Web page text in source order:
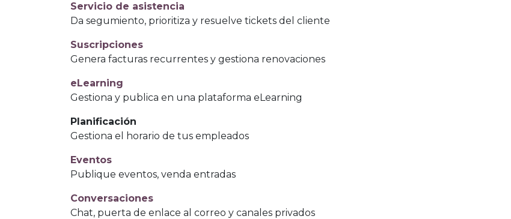
Servicio de asistencia
Da segumiento, prioritiza y resuelve tickets del cliente
Suscripciones
Genera facturas recurrentes y gestiona renovaciones
eLearning
Gestiona y publica en una plataforma eLearning
Planificación
Gestiona el horario de tus empleados
Eventos
Publique eventos, venda entradas
Conversaciones
Chat, puerta de enlace al correo y canales privados